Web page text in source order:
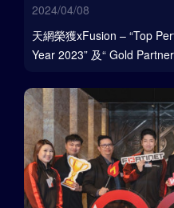
2024/04/08
天網榮獲xFusion – “Top
Year 2023” 及“ Gold